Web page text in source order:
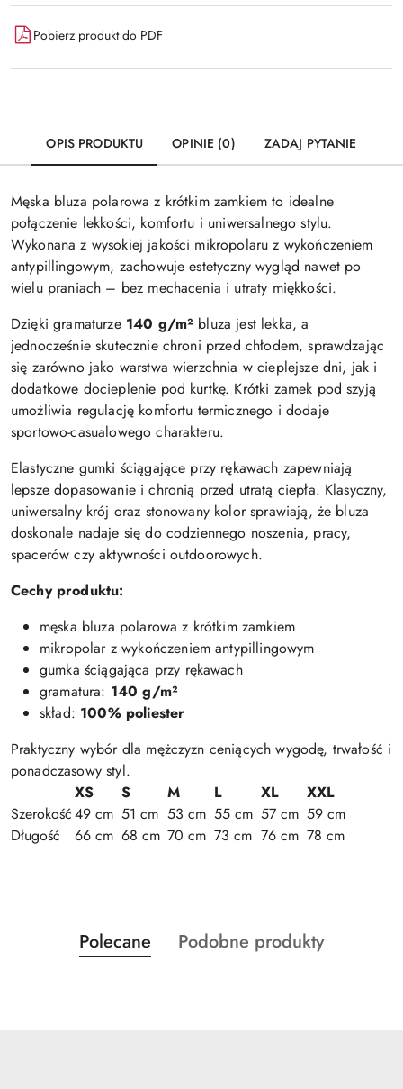
Pobierz produkt do PDF
OPIS PRODUKTU OPINIE (0) ZADAJ PYTANIE
Męska bluza polarowa z krótkim zamkiem to idealne
połączenie lekkości, komfortu i uniwersalnego stylu.
Wykonana z wysokiej jakości mikropolaru z wykończeniem
antypillingowym, zachowuje estetyczny wygląd nawet po
wielu praniach – bez mechacenia i utraty miękkości.
Dzięki gramaturze 140 g/m² bluza jest lekka, a
jednocześnie skutecznie chroni przed chłodem, sprawdzając
się zarówno jako warstwa wierzchnia w cieplejsze dni, jak i
dodatkowe docieplenie pod kurtkę. Krótki zamek pod szyją
umożliwia regulację komfortu termicznego i dodaje
sportowo-casualowego charakteru.
Elastyczne gumki ściągające przy rękawach zapewniają
lepsze dopasowanie i chronią przed utratą ciepła. Klasyczny,
uniwersalny krój oraz stonowany kolor sprawiają, że bluza
doskonale nadaje się do codziennego noszenia, pracy,
spacerów czy aktywności outdoorowych.
Cechy produktu:
męska bluza polarowa z krótkim zamkiem
mikropolar z wykończeniem antypillingowym
gumka ściągająca przy rękawach
gramatura: 140 g/m²
skład: 100% poliester
Praktyczny wybór dla mężczyzn ceniących wygodę, trwałość i
ponadczasowy styl.
XS
S M L XL
XXL
Szerokość49 cm 51 cm 53 cm 55 cm 57 cm 59 cm
Długość
66 cm 68 cm 70 cm 73 cm 76 cm 78 cm
Pomiń karuzelę produktów
Produkty
o
Polecane
Produkty
Podobne produkty